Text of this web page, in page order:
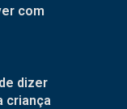
com
dizer
criança